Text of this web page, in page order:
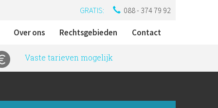
GRATIS: 088 - 374 79 92
Over ons Rechtsgebieden Contact
Vaste tarieven mogelijk